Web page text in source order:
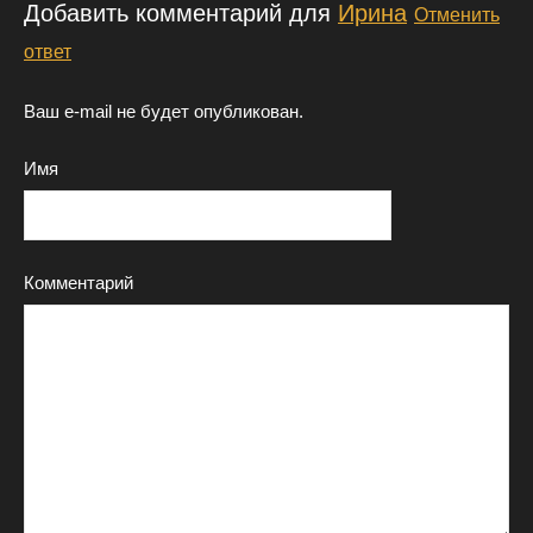
Добавить комментарий для Ирина Отменить
ответ
Ваш e-mail не будет опубликован.
Имя
Комментарий